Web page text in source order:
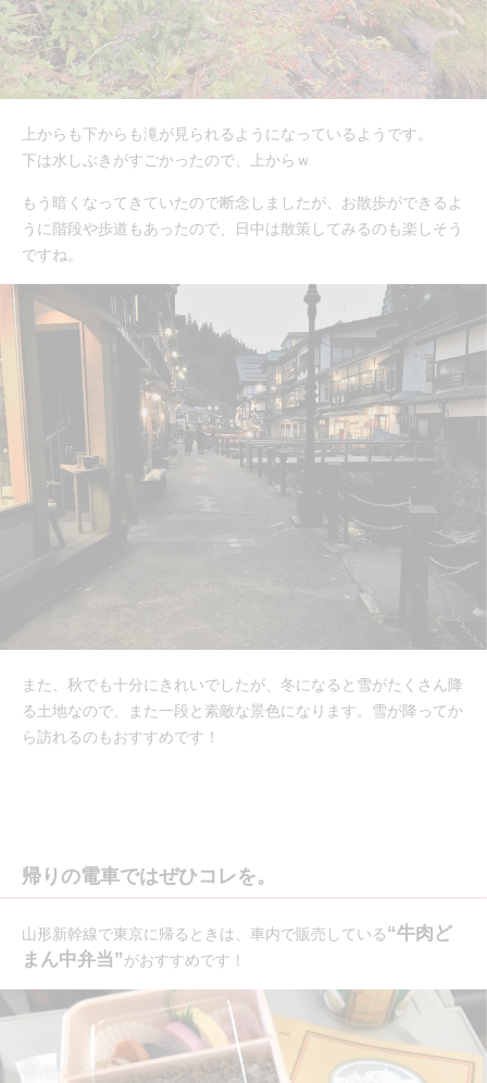
上からも下からも滝が見られるようになっているようです。
下は水しぶきがすごかったので、上からｗ
もう暗くなってきていたので断念しましたが、お散歩ができるよ
うに階段や歩道もあったので、日中は散策してみるのも楽しそう
ですね。
また、秋でも十分にきれいでしたが、冬になると雪がたくさん降
る土地なので、また一段と素敵な景色になります。雪が降ってか
ら訪れるのもおすすめです！
帰りの電車ではぜひコレを。
山形新幹線で東京に帰るときは、車内で販売している“牛肉ど
まん中弁当”がおすすめです！